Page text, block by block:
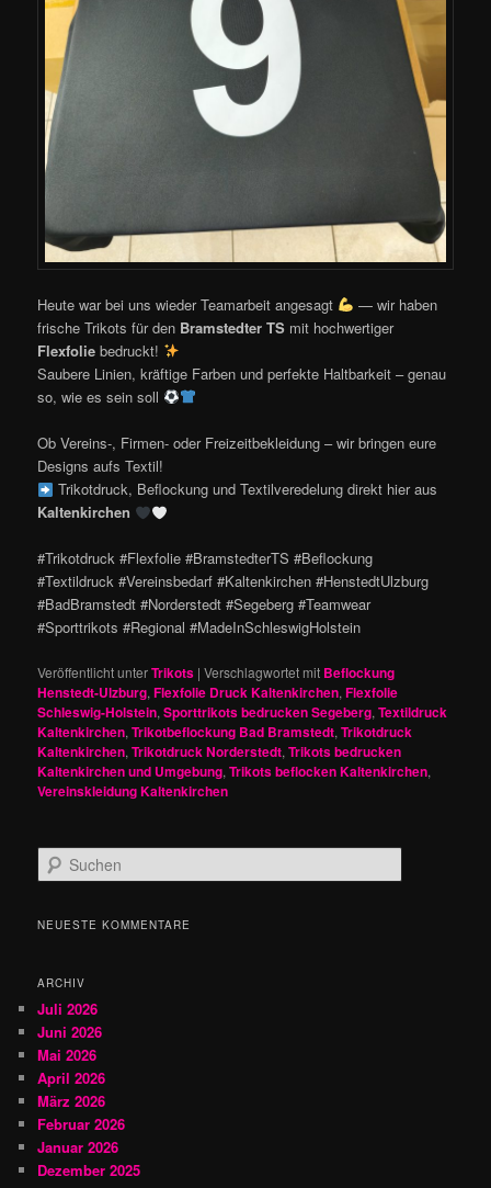
Heute war bei uns wieder Teamarbeit angesagt
— wir haben
frische Trikots für den Bramstedter TS mit hochwertiger
Flexfolie bedruckt!
Saubere Linien, kräftige Farben und perfekte Haltbarkeit – genau
so, wie es sein soll
Ob Vereins-, Firmen- oder Freizeitbekleidung – wir bringen eure
Designs aufs Textil!
Trikotdruck, Beflockung und Textilveredelung direkt hier aus
Kaltenkirchen
#Trikotdruck #Flexfolie #BramstedterTS #Beflockung
#Textildruck #Vereinsbedarf #Kaltenkirchen #HenstedtUlzburg
#BadBramstedt #Norderstedt #Segeberg #Teamwear
#Sporttrikots #Regional #MadeInSchleswigHolstein
Veröffentlicht unterTrikots |Verschlagwortet mit Beflockung
Henstedt-Ulzburg,Flexfolie Druck Kaltenkirchen,Flexfolie
Schleswig-Holstein,Sporttrikots bedrucken Segeberg,Textildruck
Kaltenkirchen,Trikotbeflockung Bad Bramstedt,Trikotdruck
Kaltenkirchen,Trikotdruck Norderstedt,Trikots bedrucken
Kaltenkirchen und Umgebung,Trikots beflocken Kaltenkirchen,
Vereinskleidung Kaltenkirchen
u
h
NEUESTE KOMMENTARE
ARCHIV
Juli 2026
Juni 2026
Mai 2026
April 2026
März 2026
Februar 2026
Januar 2026
Dezember 2025